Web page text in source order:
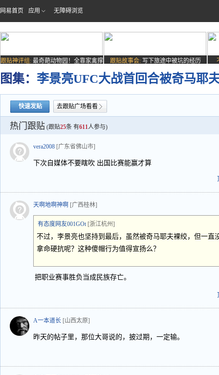
网易首页 应用 无障碍浏览
跟贴神评组: 最奇葩动物园！全靠家禽撑
场子
跟贴故事会: 写下旅途中被坑的经历
图集： 李景亮UFC大战首回合被奇马耶
快速发贴 去跟贴广场看看
热门跟贴 (跟贴25条 有611人参与)
vera2008 [广东省佛山市]
下次自媒体不要瞎吹 出国比赛能赢才算
天啊地啊神啊 [广西桂林]
有态度网友001GOt [浙江杭州]
不过，李景亮也坚持到最后，虽然被奇马耶夫裸绞，但一直
拿命硬抗呢？这种傻帽行为值得宣扬么？
把职业赛事胜负当成民族存亡。
A一本道长 [山西太原]
昨天的帖子里，那位大哥说的，披过期，一定输。